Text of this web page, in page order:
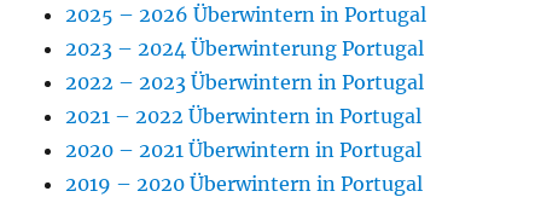
2025 – 2026 Überwintern in Portugal
2023 – 2024 Überwinterung Portugal
2022 – 2023 Überwintern in Portugal
2021 – 2022 Überwintern in Portugal
2020 – 2021 Überwintern in Portugal
2019 – 2020 Überwintern in Portugal